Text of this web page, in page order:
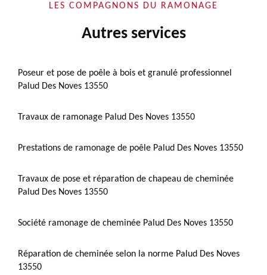
LES COMPAGNONS DU RAMONAGE
Autres services
Poseur et pose de poêle à bois et granulé professionnel
Palud Des Noves 13550
Travaux de ramonage Palud Des Noves 13550
Prestations de ramonage de poêle Palud Des Noves 13550
Travaux de pose et réparation de chapeau de cheminée
Palud Des Noves 13550
Société ramonage de cheminée Palud Des Noves 13550
Réparation de cheminée selon la norme Palud Des Noves
13550